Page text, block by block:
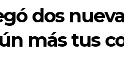
dos
más tus